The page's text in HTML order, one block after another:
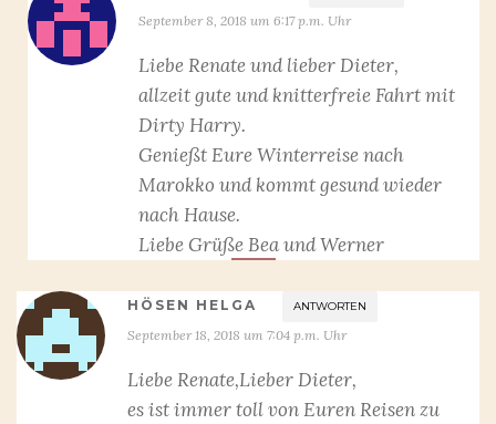
September 8, 2018 um 6:17 p.m. Uhr
Liebe Renate und lieber Dieter,
allzeit gute und knitterfreie Fahrt mit
Dirty Harry.
Genießt Eure Winterreise nach
Marokko und kommt gesund wieder
nach Hause.
Liebe Grüße Bea und Werner
HÖSEN HELGA ANTWORTEN
September 18, 2018 um 7:04 p.m. Uhr
Liebe Renate,Lieber Dieter,
es ist immer toll von Euren Reisen zu